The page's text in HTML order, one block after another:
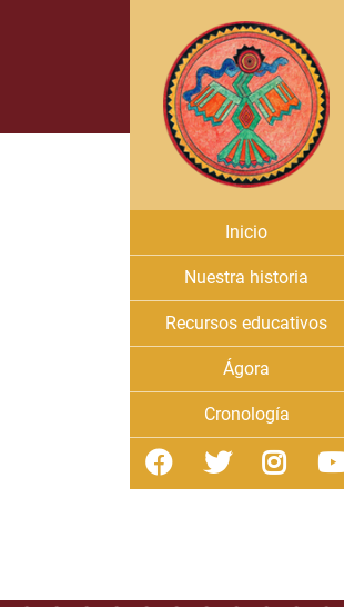
Inicio
Nuestra historia
Recursos educativos
Ágora
Cronología